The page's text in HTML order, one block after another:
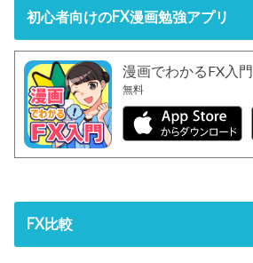
初心者向けのFX漫画勉強アプリ
漫画でわかるFX入門
無料
FX比較